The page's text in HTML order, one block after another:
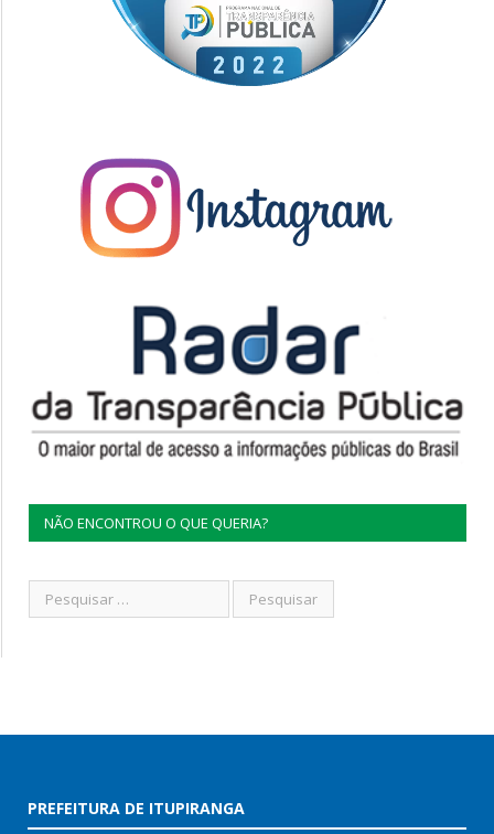
NÃO ENCONTROU O QUE QUERIA?
PREFEITURA DE ITUPIRANGA